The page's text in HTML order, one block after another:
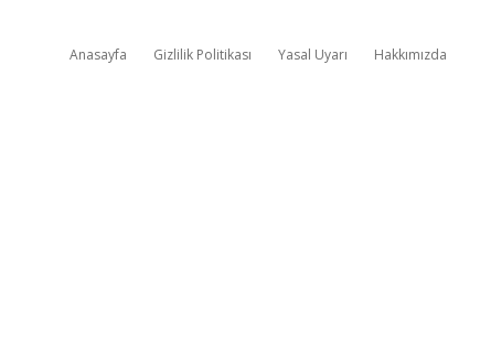
Anasayfa Gizlilik Politikası Yasal Uyarı Hakkımızda